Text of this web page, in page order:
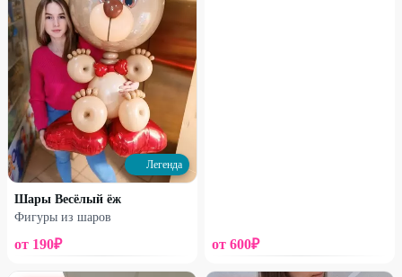
Коробочка с гипсофилой
1220 ₽1630 ₽
25%
Легенда
Шары Весёлый ёж
Фигуры из шаров
от 190₽ от 600₽